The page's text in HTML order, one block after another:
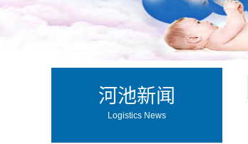
河池新闻
Logistics News